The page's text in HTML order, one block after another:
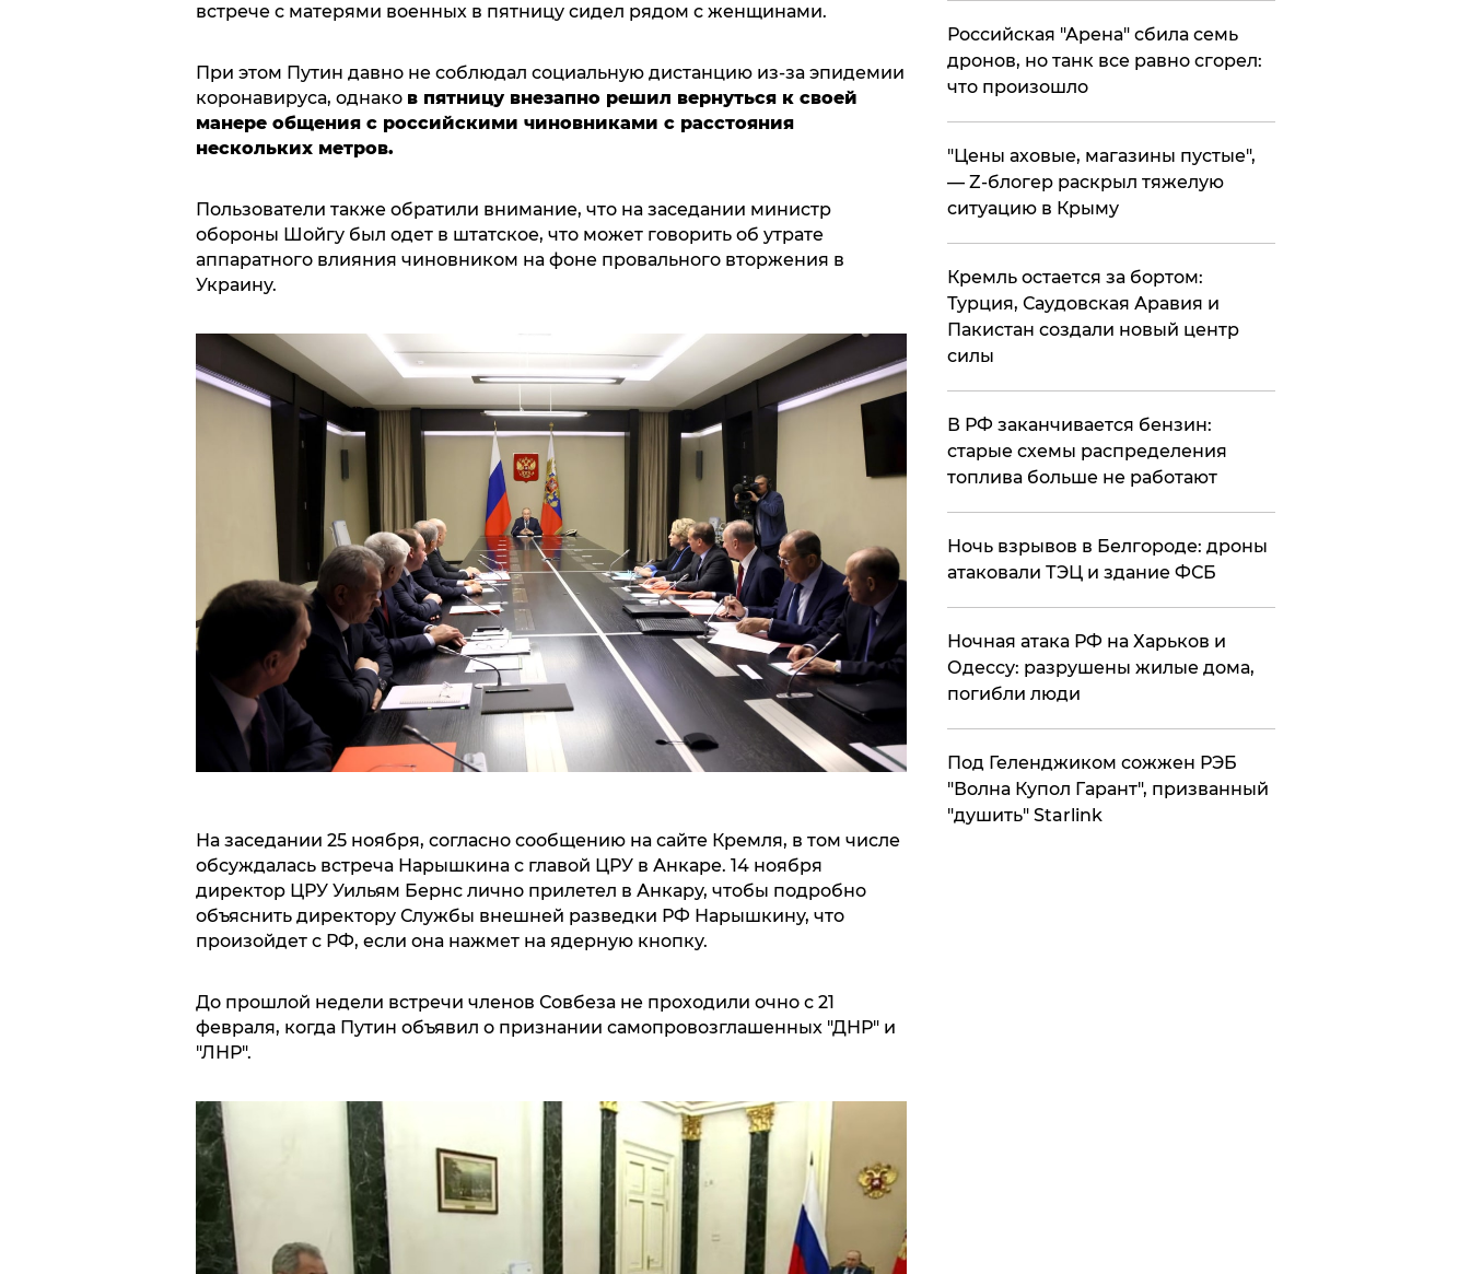
встрече с матерями военных в пятницу сидел рядом с женщинами.
При этом Путин давно не соблюдал социальную дистанцию из-за эпидемии
коронавируса, однако в пятницу внезапно решил вернуться к своей
манере общения с российскими чиновниками с расстояния
нескольких метров.
Пользователи также обратили внимание, что на заседании министр
обороны Шойгу был одет в штатское, что может говорить об утрате
аппаратного влияния чиновником на фоне провального вторжения в
Украину.
На заседании 25 ноября, согласно сообщению на сайте Кремля, в том числе
обсуждалась встреча Нарышкина с главой ЦРУ в Анкаре. 14 ноября
директор ЦРУ Уильям Бернс лично прилетел в Анкару, чтобы подробно
объяснить директору Службы внешней разведки РФ Нарышкину, что
произойдет с РФ, если она нажмет на ядерную кнопку.
До прошлой недели встречи членов Совбеза не проходили очно с 21
февраля, когда Путин объявил о признании самопровозглашенных "ДНР" и
"ЛНР".
​Российская "Арена" сбила семь
дронов, но танк все равно сгорел:
что произошло
​"Цены аховые, магазины пустые",
— Z-блогер раскрыл тяжелую
ситуацию в Крыму
​Кремль остается за бортом:
Турция, Саудовская Аравия и
Пакистан создали новый центр
силы
​В РФ заканчивается бензин:
старые схемы распределения
топлива больше не работают
​Ночь взрывов в Белгороде: дроны
атаковали ТЭЦ и здание ФСБ
​Ночная атака РФ на Харьков и
Одессу: разрушены жилые дома,
погибли люди
Под Геленджиком сожжен РЭБ
"Волна Купол Гарант", призванный
"душить" Starlink